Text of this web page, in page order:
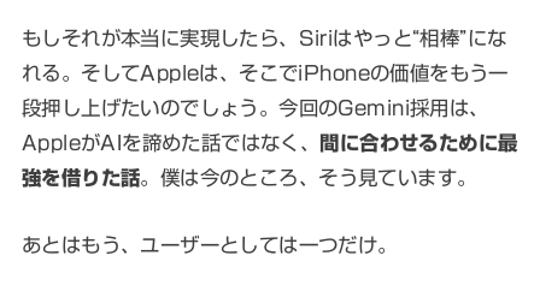
もしそれが本当に実現したら、Siriはやっと“相棒”にな
れる。そしてAppleは、そこでiPhoneの価値をもう一
段押し上げたいのでしょう。今回のGemini採用は、
AppleがAIを諦めた話ではなく、
間に合わせるために最
強を借りた話。僕は今のところ、そう見ています。
あとはもう、ユーザーとしては一つだけ。